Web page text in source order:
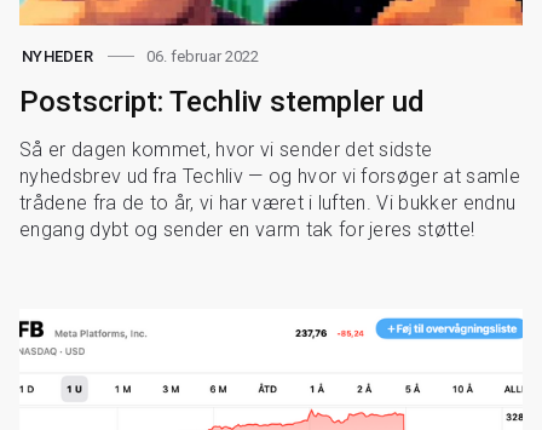
NYHEDER 06. februar 2022
Postscript: Techliv stempler ud
Så er dagen kommet, hvor vi sender det sidste
nyhedsbrev ud fra Techliv — og hvor vi forsøger at samle
trådene fra de to år, vi har været i luften. Vi bukker endnu
engang dybt og sender en varm tak for jeres støtte!